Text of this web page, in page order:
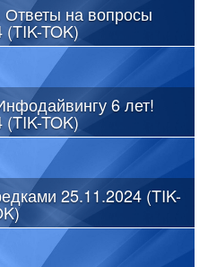
на вопросы
(TIK-TOK)
6 лет!
(TIK-TOK)
25.11.2024 (TIK-